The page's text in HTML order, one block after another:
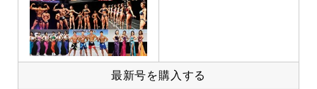
最新号を購入する